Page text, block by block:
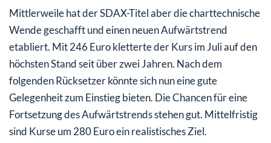
Mittlerweile hat der SDAX-Titel aber die charttechnische
Wende geschafft und einen neuen Aufwärtstrend
etabliert. Mit 246 Euro kletterte der Kurs im Juli auf den
höchsten Stand seit über zwei Jahren. Nach dem
folgenden Rücksetzer könnte sich nun eine gute
Gelegenheit zum Einstieg bieten. Die Chancen für eine
Fortsetzung des Aufwärtstrends stehen gut. Mittelfristig
sind Kurse um 280 Euro ein realistisches Ziel.